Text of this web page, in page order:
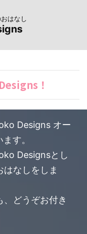
はなし
！
Designs オー
す。
Designsとし
なしをしま
どうぞお付き